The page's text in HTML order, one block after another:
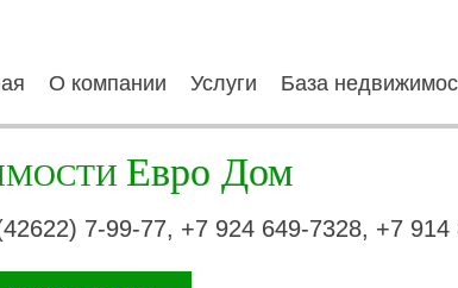
О компании Услуги База
Евро Дом
7-99-77, +7 924 649-7328, +7 914